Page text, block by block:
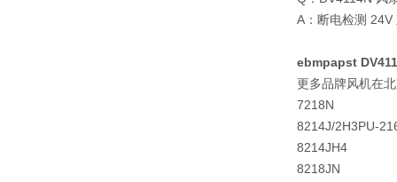
A：断电检测 24V
ebmpapst
更多品牌风机在
7218N
8214J/2H3PU-
8214JH4
8218JN